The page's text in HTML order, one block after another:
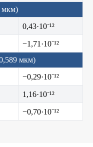
мкм)
0,43·10⁻¹²
−1,71·10⁻¹²
мкм)
−0,29·10⁻¹²
1,16·10⁻¹²
−0,70·10⁻¹²